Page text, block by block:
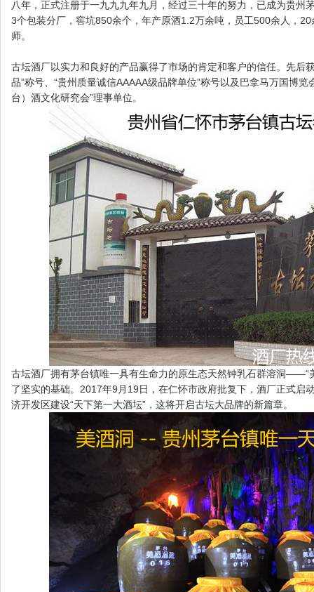
八年，正式注册于一九九九年九月，经过三十年的努力，已成为贵州
3个包装分厂，窖坑850余个，年产原酒1.2万余吨，员工500余人，
师。
古坛酒厂以实力和良好的产品赢得了市场的肯定和客户的信任。先后
品”称号、“贵州质量诚信AAAAA级品牌单位”称号以及巴拿马万国博
台）酒文化研究会”理事单位。
古坛酒厂拥有茅台镇唯一具有生命力的原生态天然钟乳石群溶洞——“
了坚实的基础。2017年9月19日，在仁怀市政府批复下，酒厂正式启
济开发区建设“天下第一大酒坛”，这将开启古坛大品牌的新篇章。